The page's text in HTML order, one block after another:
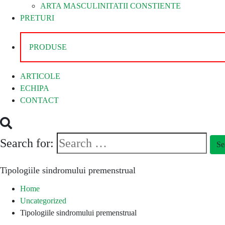
ARTA MASCULINITATII CONSTIENTE
PRETURI
PRODUSE
ARTICOLE
ECHIPA
CONTACT
Search for:
Tipologiile sindromului premenstrual
Home
Uncategorized
Tipologiile sindromului premenstrual